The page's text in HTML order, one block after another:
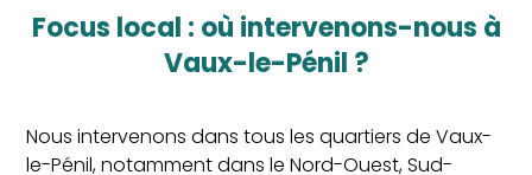
Focus local : où intervenons-nous à
Vaux-le-Pénil ?
Nous intervenons dans tous les quartiers de Vaux-
le-Pénil, notamment dans le Nord-Ouest, Sud-